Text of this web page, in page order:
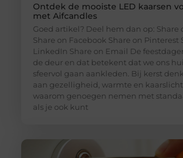
Ontdek de mooiste LED kaarsen
met Aifcandles
Goed artikel? Deel hem dan op: Share
Share on Facebook Share on Pinterest
LinkedIn Share on Email De
de deur en dat betekent dat we ons
sfeervol gaan aankleden. Bij kerst
aan gezelligheid, warmte en
waarom genoegen nemen met
als je ook kunt